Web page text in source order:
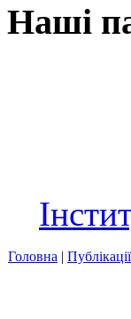
Наші
Головна | Публікації